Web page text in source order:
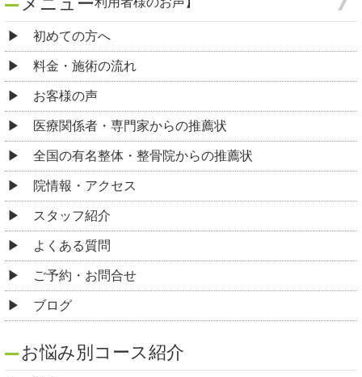
初めての方へ
料金・施術の流れ
お客様の声
医療関係者・専門家からの推薦状
全国の有名整体・整骨院からの推薦状
院情報・アクセス
スタッフ紹介
よくある質問
ご予約・お問合せ
ブログ
お悩み別コース紹介